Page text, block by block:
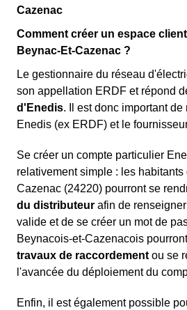
Cazenac
Comment créer un espace
Beynac-Et-Cazenac ?
Le gestionnaire du réseau
son appellation ERDF et répond
d'Enedis. Il est donc important
Enedis (ex ERDF) et le
Se créer un compte particulier
relativement simple : les
Cazenac (24220) pourront se
du distributeur afin de
valide et de se créer un mot de
Beynacois-et-Cazenacois
travaux de raccordement ou se
l'avancée du déploiement du
Enfin, il est également possible